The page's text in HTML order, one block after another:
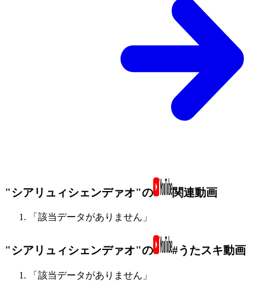
"シアリュィシェンデァオ"の 関連動画
「該当データがありません」
"シアリュィシェンデァオ"の #うたスキ動画
「該当データがありません」